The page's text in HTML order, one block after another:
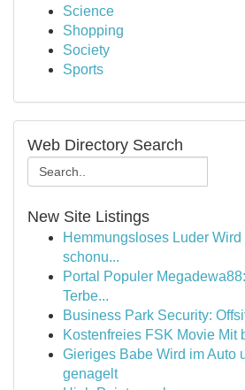
Science
Shopping
Society
Sports
Web Directory Search
New Site Listings
Hemmungsloses Luder
schonu...
Portal Populer
Terbe...
Business Park Security:
Kostenfreies FSK Movie Mit
Gieriges Babe Wird im Auto
genagelt